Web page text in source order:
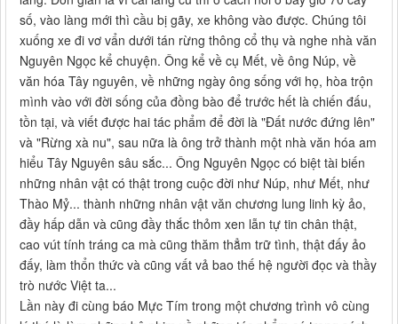
số, vào làng mới thì cầu bị gãy, xe không vào được. Chúng tôi
xuống xe đi vơ vẩn dưới tán rừng thông cổ thụ và nghe nhà văn
Nguyên Ngọc kể chuyện. Ông kể về cụ Mết, về ông Núp, về
văn hóa Tây nguyên, về những ngày ông sống với họ, hòa trộn
mình vào với đời sống của đồng bào để trước hết là chiến đấu,
tồn tại, và viết được hai tác phẩm để đời là "Đất nước đứng lên"
và "Rừng xà nu", sau nữa là ông trở thành một nhà văn hóa am
hiểu Tây Nguyên sâu sắc... Ông Nguyên Ngọc có biệt tài biến
những nhân vật có thật trong cuộc đời như Núp, như Mết, như
Thào Mỷ... thành những nhân vật văn chương lung linh kỳ ảo,
đầy hấp dẫn và cũng đầy thắc thỏm xen lẫn tự tin chân thật,
cao vút tính tráng ca mà cũng thăm thẳm trữ tình, thật đấy ảo
đấy, làm thổn thức và cũng vất vả bao thế hệ người đọc và thầy
trò nước Việt ta...
Lần này đi cùng báo Mực Tím trong một chương trình vô cùng